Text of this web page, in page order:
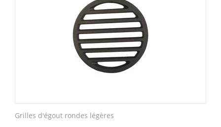
Grilles d'égout rondes légères